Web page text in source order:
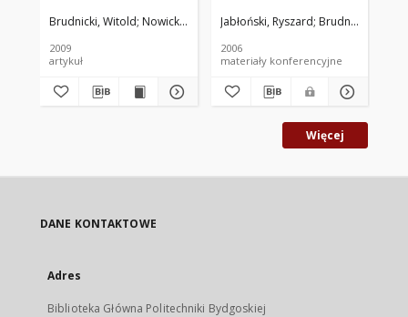
Brudnicki, Witold Nowicki, Włodzimierz Skoczylas, Benedykt
2009
artykuł
Jabłoński, Ryszard Brudnicki, Witold
2006
materiały konferencyjne
Więcej
DANE KONTAKTOWE
Adres
Biblioteka Główna Politechniki Bydgoskiej